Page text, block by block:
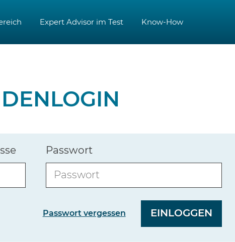
Expert Advisor im Test Know-How
Passwort
Passwort vergessen